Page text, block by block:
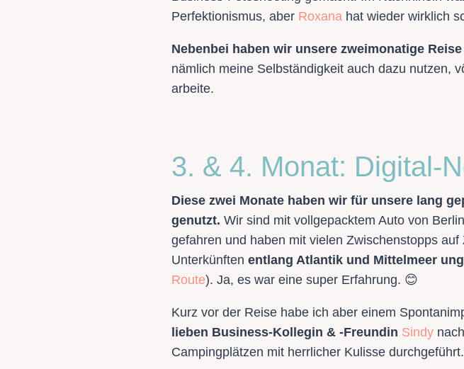
Perfektionismus, aber Roxanahat wieder wirklich
Nebenbei haben wir unsere zweimonatige
nämlich meine Selbständigkeit auch dazu nutzen,
arbeite.
3. & 4. Monat: Digital-
Diese zwei Monate haben wir für unsere lang
genutzt. Wir sind mit vollgepacktem Auto von
gefahren und haben mit vielen Zwischenstopps
Unterkünften entlang Atlantik und Mittelmeer
Route). Ja, es war eine super Erfahrung. 😊
Kurz vor der Reise habe ich aber einem
lieben Business-Kollegin & -Freundin Sindy
Campingplätzen mit herrlicher Kulisse